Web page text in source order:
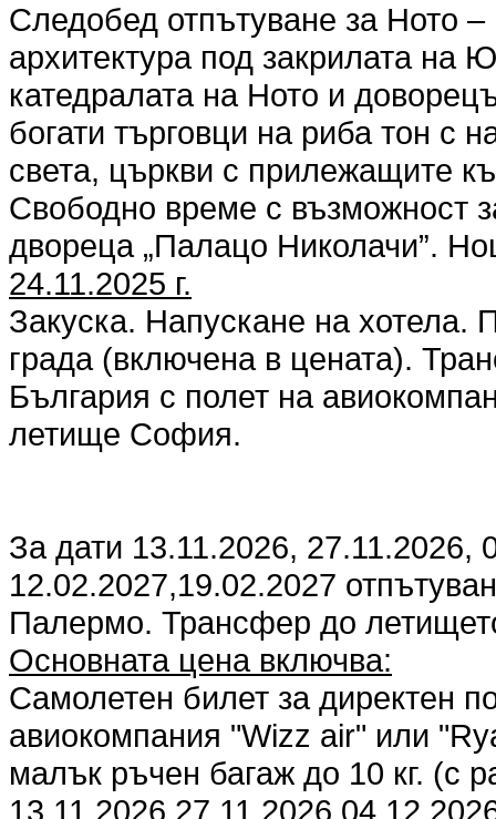
Следобед отпътуване за Ното
архитектура под закрилата
катедралата на Ното и
богати търговци на риба тон с
света, църкви с прилежащите
Свободно време с възможност
двореца „Палацо Николачи”.
24.11.2025 г.
Закуска. Напускане на хотела.
града (включена в цената).
България с полет на
летище София.
За дати 13.11.2026, 27.11.2026,
12.02.2027,19.02.2027
Палермо. Трансфер до
Основната цена включва:
Самолетен билет за директен
авиокомпания "Wizz air" или
малък ръчен багаж до 10 кг. (с
13.11.2026 27.11.2026